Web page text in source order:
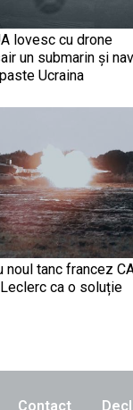
lovesc cu drone
un submarin și
Ucraina
noul tanc francez
ca o soluție
Contact